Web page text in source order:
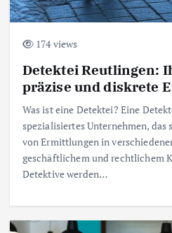
174 views
Detektei Reutlingen:
präzise und diskrete
Was ist eine Detektei? Eine
spezialisiertes Unternehmen,
von Ermittlungen in
geschäftlichem und rechtlichem
Detektive werden…